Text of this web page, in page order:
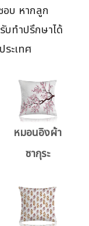
อบ หากลูก
ทำปรึกษาได้
ะเทศ
หมอนอิงผ้า
ซากุระ